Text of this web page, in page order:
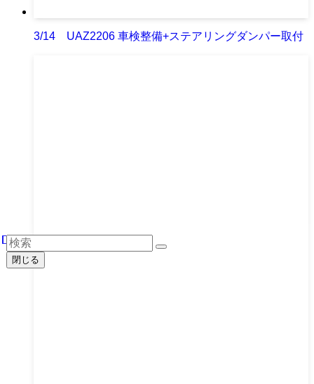
3/14 UAZ2206 車検整備+ステアリングダンパー取付
閉じる